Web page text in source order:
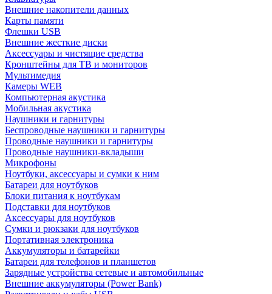
Внешние накопители данных
Карты памяти
Флешки USB
Внешние жесткие диски
Аксессуары и чистящие средства
Кронштейны для ТВ и мониторов
Мультимедия
Камеры WEB
Компьютерная акустика
Мобильная акустика
Наушники и гарнитуры
Беспроводные наушники и гарнитуры
Проводные наушники и гарнитуры
Проводные наушники-вкладыши
Микрофоны
Ноутбуки, аксессуары и сумки к ним
Батареи для ноутбуков
Блоки питания к ноутбукам
Подставки для ноутбуков
Аксессуары для ноутбуков
Сумки и рюкзаки для ноутбуков
Портативная электроника
Аккумуляторы и батарейки
Батареи для телефонов и планшетов
Зарядные устройства сетевые и автомобильные
Внешние аккумуляторы (Power Bank)